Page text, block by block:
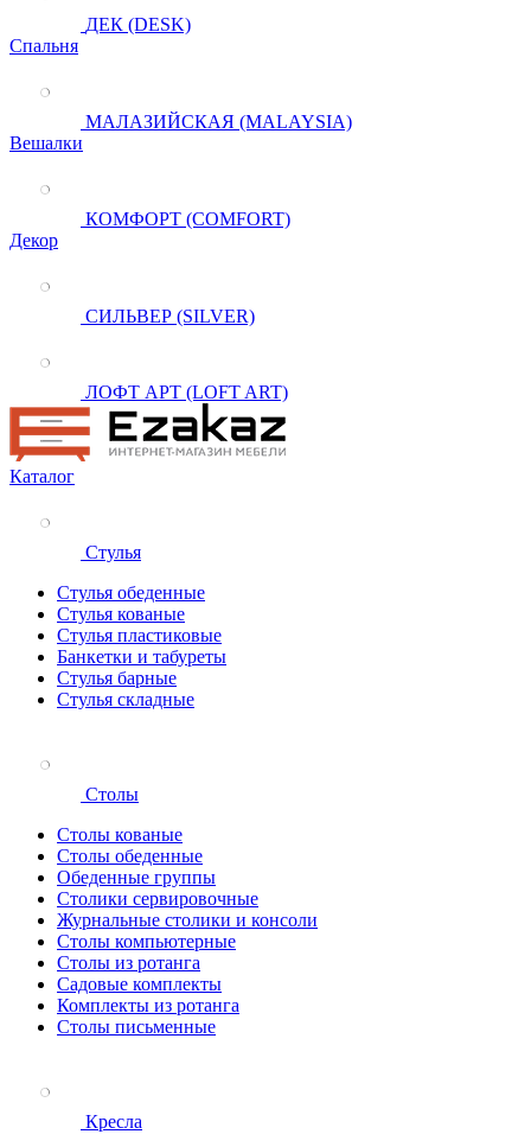
ДЕК (DESK)
Спальня
МАЛАЗИЙСКАЯ (MALAYSIA)
Вешалки
КОМФОРТ (COMFORT)
Декор
СИЛЬВЕР (SILVER)
ЛОФТ АРТ (LOFT ART)
Каталог
Стулья
Стулья обеденные
Стулья кованые
Стулья пластиковые
Банкетки и табуреты
Стулья барные
Стулья складные
Столы
Столы кованые
Столы обеденные
Обеденные группы
Столики сервировочные
Журнальные столики и консоли
Столы компьютерные
Столы из ротанга
Садовые комплекты
Комплекты из ротанга
Столы письменные
Кресла